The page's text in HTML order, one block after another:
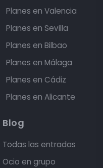
Planes en Valencia
Planes en Sevilla
Planes en Bilbao
Planes en Málaga
Planes en Cádiz
Planes en Alicante
Blog
Todas las entradas
Ocio en grupo